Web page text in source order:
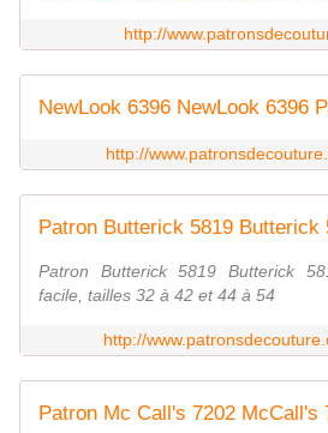
http://
http://
Patron Butterick 5819 Butterick
facile, tailles 32 à 42 et 44 à 54
http://